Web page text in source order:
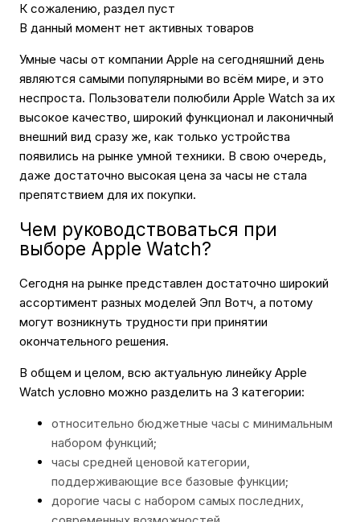
Подарочные сертификаты
Аудио
К сожалению, раздел пуст
В данный момент нет активных товаров
Умные часы от компании Apple на сегодняшний день
являются самыми популярными во всём мире, и это
неспроста. Пользователи полюбили Apple Watch за их
высокое качество, широкий функционал и лаконичный
внешний вид сразу же, как только устройства
появились на рынке умной техники. В свою очередь,
даже достаточно высокая цена за часы не стала
препятствием для их покупки.
Чем руководствоваться при
выборе Apple Watch?
Сегодня на рынке представлен достаточно широкий
ассортимент разных моделей Эпл Вотч, а потому
могут возникнуть трудности при принятии
окончательного решения.
В общем и целом, всю актуальную линейку Apple
Watch условно можно разделить на 3 категории:
относительно бюджетные часы с минимальным
набором функций;
часы средней ценовой категории,
поддерживающие все базовые функции;
дорогие часы с набором самых последних,